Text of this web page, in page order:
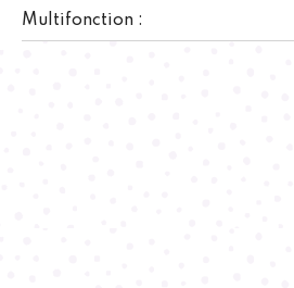
Multifonction :